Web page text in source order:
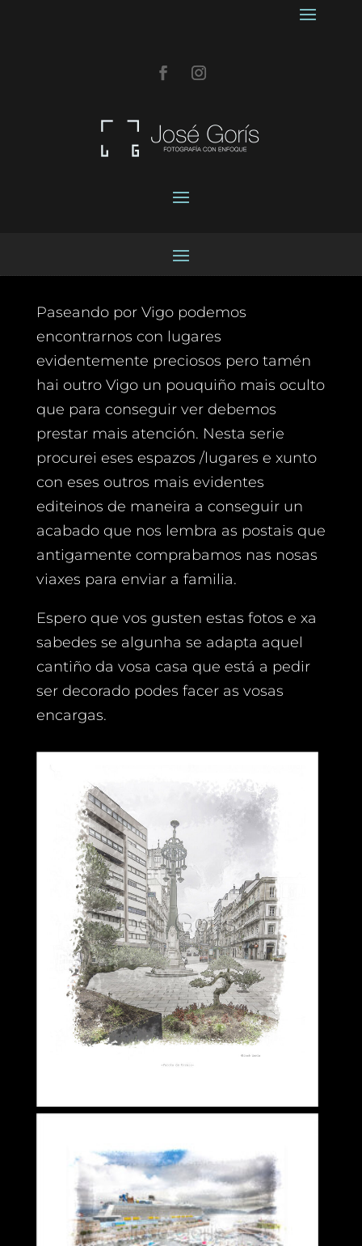
Paseando por Vigo podemos
encontrarnos con lugares
evidentemente preciosos pero tamén
hai outro Vigo un pouquiño mais oculto
que para conseguir ver debemos
prestar mais atención. Nesta serie
procurei eses espazos /lugares e xunto
con eses outros mais evidentes
editeinos de maneira a conseguir un
acabado que nos lembra as postais que
antigamente comprabamos nas nosas
viaxes para enviar a familia.
Espero que vos gusten estas fotos e xa
sabedes se algunha se adapta aquel
cantiño da vosa casa que está a pedir
ser decorado podes facer as vosas
encargas.